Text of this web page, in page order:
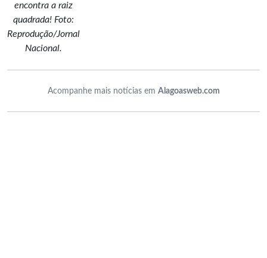
encontra a raiz
quadrada! Foto:
Reprodução/Jornal
Nacional.
Acompanhe mais notícias em Alagoasweb.com